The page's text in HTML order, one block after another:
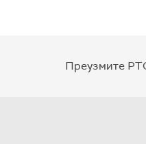
Преузмите